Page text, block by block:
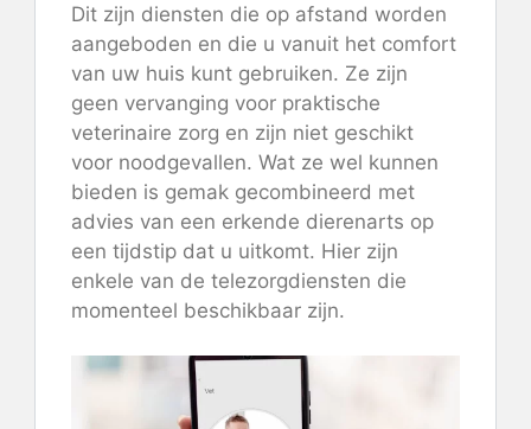
Dit zijn diensten die op afstand worden
aangeboden en die u vanuit het comfort
van uw huis kunt gebruiken. Ze zijn
geen vervanging voor praktische
veterinaire zorg en zijn niet geschikt
voor noodgevallen. Wat ze wel kunnen
bieden is gemak gecombineerd met
advies van een erkende dierenarts op
een tijdstip dat u uitkomt. Hier zijn
enkele van de telezorgdiensten die
momenteel beschikbaar zijn.